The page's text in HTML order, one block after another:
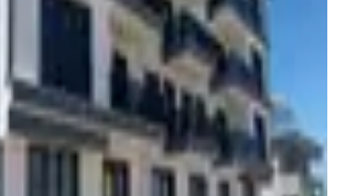
Hamdibey Mahallesi
45 m² · 26.07.2026
₺